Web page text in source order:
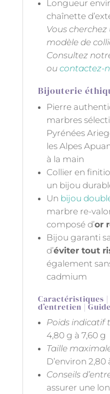
Longueur
chaînette
Vous
modèle de
Consultez
ou contactez-
Bijouterie
Pierre
marbres
Pyrénées
les Alpes
à la main
Collier en
un bijou
Un bijou
marbre re-
composé d’or
Bijou garanti
d’éviter tout
également
cadmium
Caractéristiques |
d’entretien |
Poids indicatif
4,80 g à 7,60 g
Taille
D’environ 2,80
Conseils
assurer une